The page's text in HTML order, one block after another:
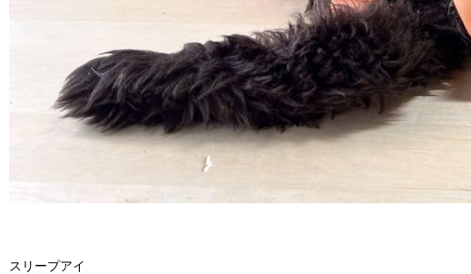
スリープアイ